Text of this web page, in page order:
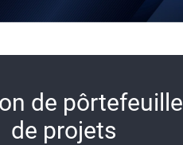
de pôrtefeuille
de projets